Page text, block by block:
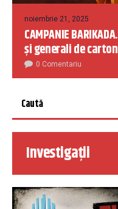
noiembrie 21, 2025
CAMPANIE
și generali de carton
0 Comentariu
Investigații